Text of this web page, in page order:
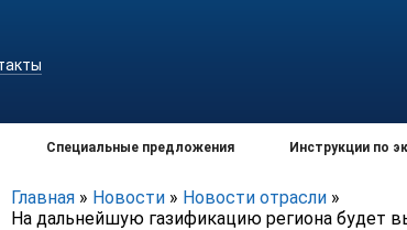
Специальные предложения Инструкции по
Главная » Новости » Новости отрасли »
На дальнейшую газификацию региона будет